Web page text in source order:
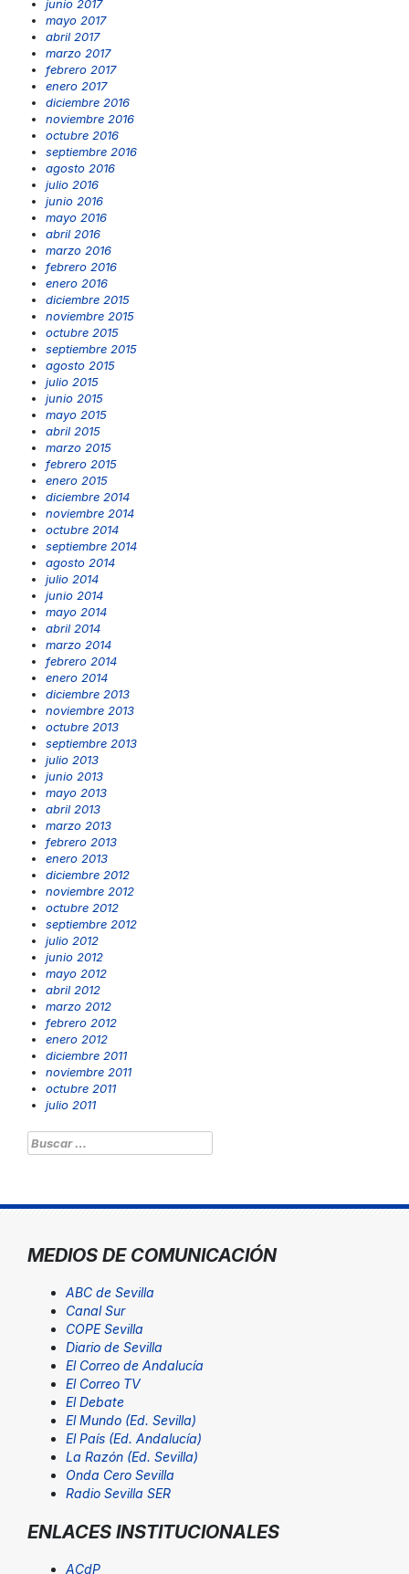
junio 2017
mayo 2017
abril 2017
marzo 2017
febrero 2017
enero 2017
diciembre 2016
noviembre 2016
octubre 2016
septiembre 2016
agosto 2016
julio 2016
junio 2016
mayo 2016
abril 2016
marzo 2016
febrero 2016
enero 2016
diciembre 2015
noviembre 2015
octubre 2015
septiembre 2015
agosto 2015
julio 2015
junio 2015
mayo 2015
abril 2015
marzo 2015
febrero 2015
enero 2015
diciembre 2014
noviembre 2014
octubre 2014
septiembre 2014
agosto 2014
julio 2014
junio 2014
mayo 2014
abril 2014
marzo 2014
febrero 2014
enero 2014
diciembre 2013
noviembre 2013
octubre 2013
septiembre 2013
julio 2013
junio 2013
mayo 2013
abril 2013
marzo 2013
febrero 2013
enero 2013
diciembre 2012
noviembre 2012
octubre 2012
septiembre 2012
julio 2012
junio 2012
mayo 2012
abril 2012
marzo 2012
febrero 2012
enero 2012
diciembre 2011
noviembre 2011
octubre 2011
julio 2011
Buscar:
MEDIOS DE COMUNICACIÓN
ABC de Sevilla
Canal Sur
COPE Sevilla
Diario de Sevilla
El Correo de Andalucía
El Correo TV
El Debate
El Mundo (Ed. Sevilla)
El País (Ed. Andalucía)
La Razón (Ed. Sevilla)
Onda Cero Sevilla
Radio Sevilla SER
ENLACES INSTITUCIONALES
ACdP